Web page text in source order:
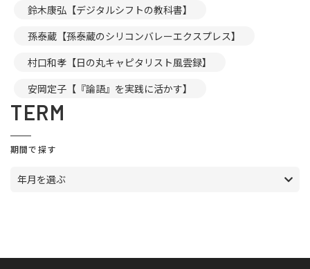
鈴木康弘【デジタルシフトの教科書】
孫泰蔵【孫泰蔵のシリコンバレーエクスプレス】
村口和孝【日の丸キャピタリスト風雲録】
安岡定子【『論語』を実践に活かす】
TERM
期間で探す
年月を選ぶ